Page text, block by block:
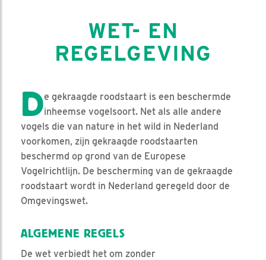
WET- EN
REGELGEVING
De gekraagde roodstaart is een beschermde
inheemse vogelsoort. Net als alle andere
vogels die van nature in het wild in Nederland
voorkomen, zijn gekraagde roodstaarten
beschermd op grond van de Europese
Vogelrichtlijn. De bescherming van de gekraagde
roodstaart wordt in Nederland geregeld door de
Omgevingswet.
ALGEMENE REGELS
De wet verbiedt het om zonder